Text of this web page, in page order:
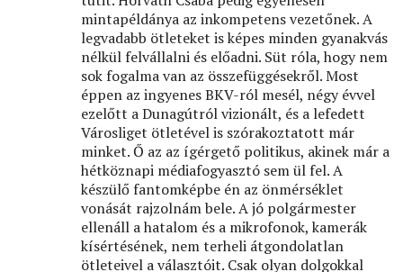
mintapéldánya az inkompetens vezetőnek. A
legvadabb ötleteket is képes minden gyanakvás
nélkül felvállalni és előadni. Süt róla, hogy nem
sok fogalma van az összefüggésekről. Most
éppen az ingyenes BKV-ról mesél, négy évvel
ezelőtt a Dunagútról vizionált, és a lefedett
Városliget ötletével is szórakoztatott már
minket. Ő az az ígérgető politikus, akinek már a
hétköznapi médiafogyasztó sem ül fel. A
készülő fantomképbe én az önmérséklet
vonását rajzolnám bele. A jó polgármester
ellenáll a hatalom és a mikrofonok, kamerák
kísértésének, nem terheli átgondolatlan
ötleteivel a választóit. Csak olyan dolgokkal